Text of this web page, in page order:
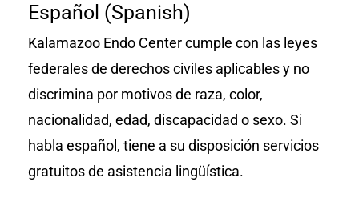
Español (Spanish)
Kalamazoo Endo Center cumple con las leyes
federales de derechos civiles aplicables y no
discrimina por motivos de raza, color,
nacionalidad, edad, discapacidad o sexo. Si
habla español, tiene a su disposición servicios
gratuitos de asistencia lingüística.